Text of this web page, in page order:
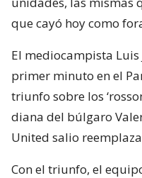
que cayó hoy como
El mediocampista Luis
primer minuto en el
triunfo sobre los
diana del búlgaro
United salio
Con el triunfo, el